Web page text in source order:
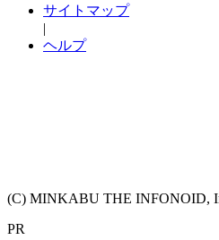
サイトマップ
|
ヘルプ
(C) MINKABU THE INFONOID,
PR